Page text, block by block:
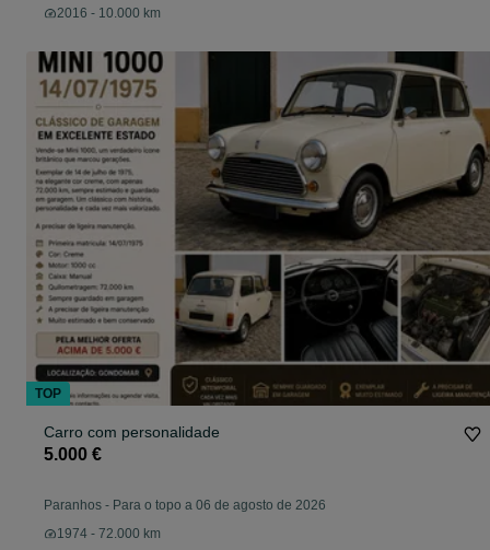
2016 - 10.000 km
Carro com personalidade
5.000 €
Paranhos - Para o topo a 06 de agosto de 2026
1974 - 72.000 km
TOP